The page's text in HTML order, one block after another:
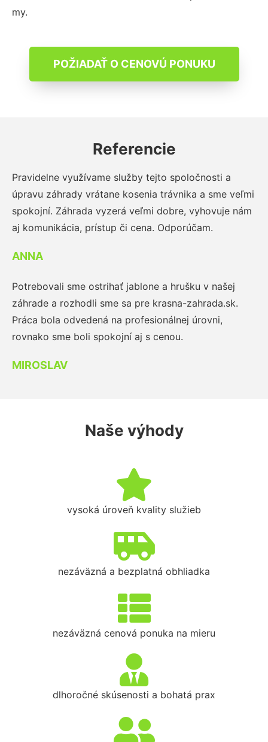
my.
POŽIADAŤ O CENOVÚ PONUKU
Referencie
Pravidelne využívame služby tejto spoločnosti a
úpravu záhrady vrátane kosenia trávnika a sme veľmi
spokojní. Záhrada vyzerá veľmi dobre, vyhovuje nám
aj komunikácia, prístup či cena. Odporúčam.
ANNA
Potrebovali sme ostrihať jablone a hrušku v našej
záhrade a rozhodli sme sa pre krasna-zahrada.sk.
Práca bola odvedená na profesionálnej úrovni,
rovnako sme boli spokojní aj s cenou.
MIROSLAV
Naše výhody
vysoká úroveň kvality služieb
nezáväzná a bezplatná obhliadka
nezáväzná cenová ponuka na mieru
dlhoročné skúsenosti a bohatá prax